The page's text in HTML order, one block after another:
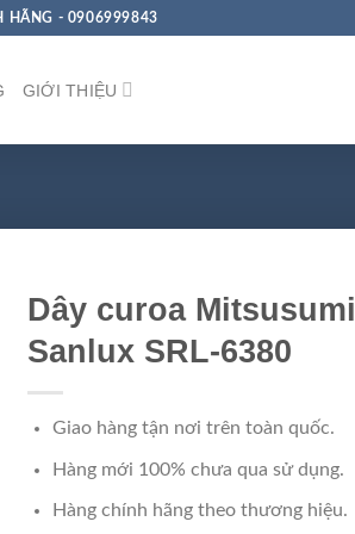
HÃNG - 0906999843
GIỚI THIỆU
Dây curoa Mitsusumi
Sanlux SRL-6380
Giao hàng tận nơi trên toàn quốc.
Hàng mới 100% chưa qua sử dụng.
Hàng chính hãng theo thương hiệu.